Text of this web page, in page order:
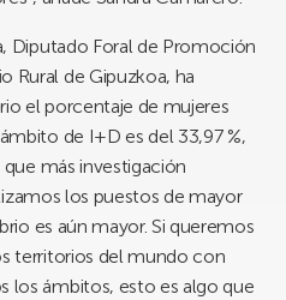
Diputado Foral de Promoción
Rural de Gipuzkoa, ha
el porcentaje de mujeres
de I+D es del 33,97 %,
más investigación
los puestos de mayor
es aún mayor. Si queremos
territorios del mundo con
los ámbitos, esto es algo que